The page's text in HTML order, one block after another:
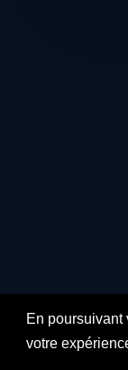
En poursuivant
votre